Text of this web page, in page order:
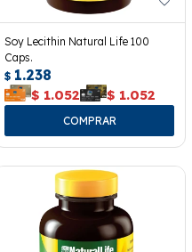
Soy Lecithin Natural Life 100
Caps.
$ 1.238
$ 1.052 $ 1.052